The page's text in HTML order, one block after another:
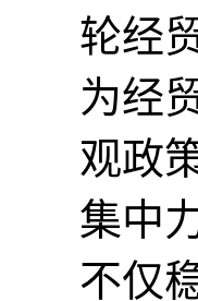
轮经
为经
观政
集中
不仅